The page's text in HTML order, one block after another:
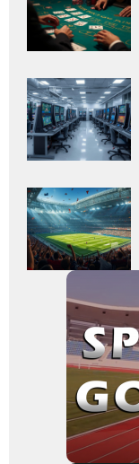
pentru
subtitlu
Adaugă
aici textul
pentru
subtitlu
Adaugă
aici textul
pentru
subtitlu